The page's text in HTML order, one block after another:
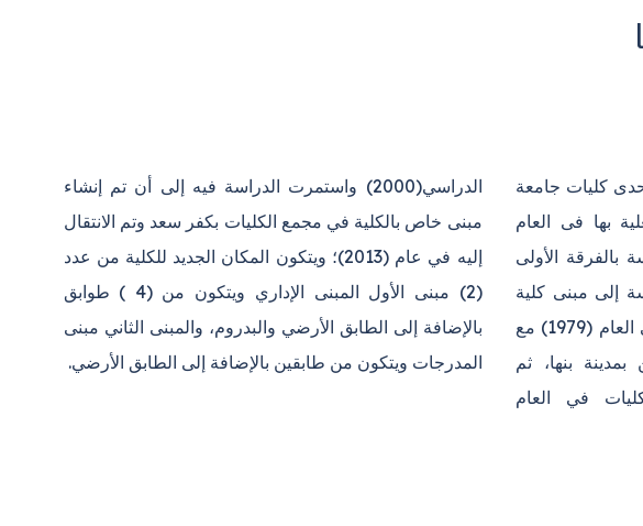
ببنها عام (1976)م كإحدى كليات جامعة
بها فى العام
الدراسة بالفرقة الأولى
إلى مبنى كلية
التربية القديم (التربية الرياضية حاليا) في العام (1979) مع
بنها، ثم
في العام
واستمرت الدراسة فيه إلى أن تم إنشاء
وتم الانتقال
الجديد للكلية من عدد
من (4 ) طوابق
بالإضافة إلى الطابق الأرضي والبدروم، والمبنى الثاني مبنى
المدرجات ويتكون من طابقين بالإضافة إلى الطابق الأرضي.